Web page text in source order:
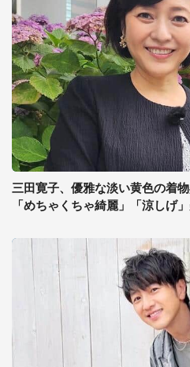
三田寛子、優雅な淡い黄色の着
「めちゃくちゃ綺麗」「涼しげ